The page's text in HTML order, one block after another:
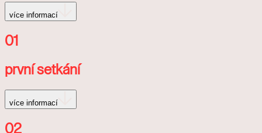
více informací
01
první setkání
více informací
02